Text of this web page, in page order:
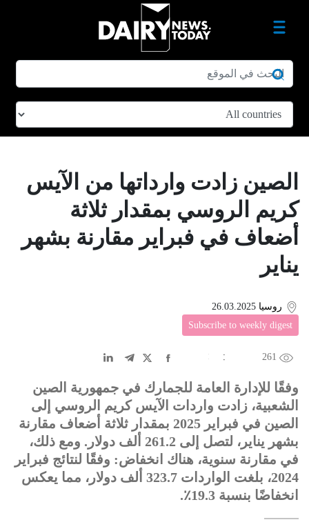
الصين زادت وارداتها من الآيس
كريم الروسي بمقدار ثلاثة
أضعاف في فبراير مقارنة بشهر
يناير
روسيا 26.03.2025
Subscribe to weekly digest
261
中文
DE عربى
وفقًا للإدارة العامة للجمارك في جمهورية الصين
الشعبية، زادت واردات الآيس كريم الروسي إلى
الصين في فبراير 2025 بمقدار ثلاثة أضعاف مقارنة
بشهر يناير، لتصل إلى 261.2 ألف دولار. ومع ذلك،
في مقارنة سنوية، هناك انخفاض: وفقًا لنتائج فبراير
2024، بلغت الواردات 323.7 ألف دولار، مما يعكس
انخفاضًا بنسبة 19.3٪.